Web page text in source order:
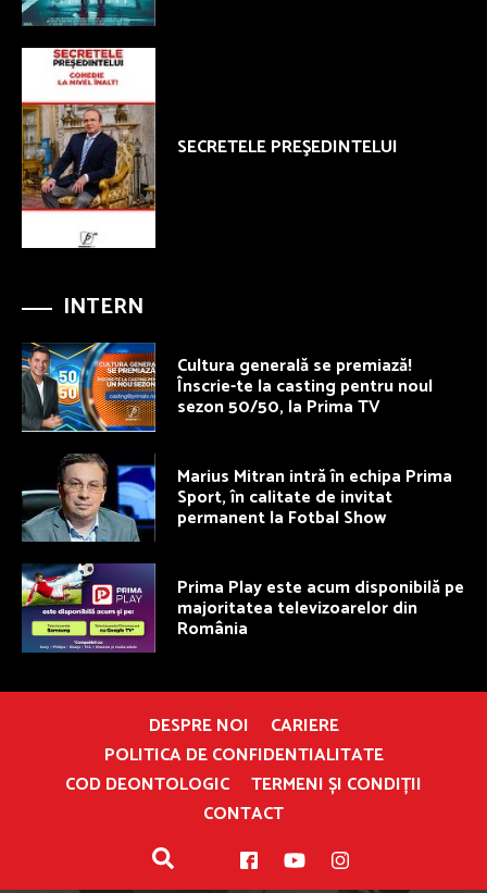
SECRETELE PREŞEDINTELUI
INTERN
Cultura generală se premiază!
Înscrie-te la casting pentru noul
sezon 50/50, la Prima TV
Marius Mitran intră în echipa Prima
Sport, în calitate de invitat
permanent la Fotbal Show
Prima Play este acum disponibilă pe
majoritatea televizoarelor din
România
DESPRE NOI
CARIERE
POLITICA DE CONFIDENTIALITATE
COD DEONTOLOGIC
TERMENI ȘI CONDIȚII
CONTACT